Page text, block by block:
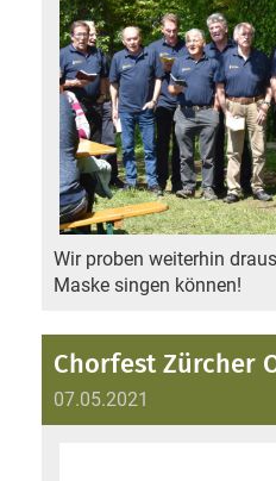
Wir proben weiterhin
Maske singen können!
07.05.2021